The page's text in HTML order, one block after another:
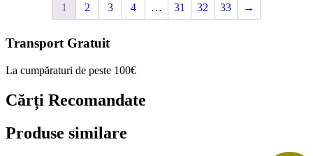
1 2 3 4 … 31 32 33 →
Transport Gratuit
La cumpăraturi de peste 100€
Cărți Recomandate
Produse similare